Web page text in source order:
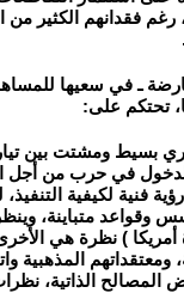
رغم فقدانهم الكثير من
ـ في سعيها
تحتكم على:
بسيط ومشتت بين
في حرب من أجل
فنية لكيفية
وقواعد متباينة،
أمريكا ) نظرة هي
ومعتقداتهم المذهبية
المصالح الذاتية،